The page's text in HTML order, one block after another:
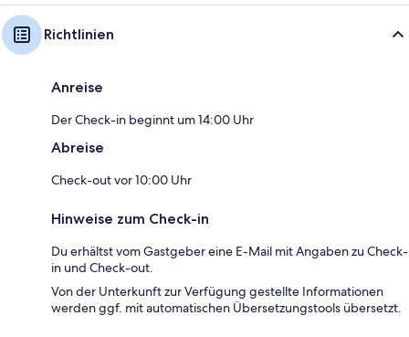
Richtlinien
Anreise
Der Check-in beginnt um 14:00 Uhr
Abreise
Check-out vor 10:00 Uhr
Hinweise zum Check-in
Du erhältst vom Gastgeber eine E-Mail mit Angaben zu Check-
in und Check-out.
Von der Unterkunft zur Verfügung gestellte Informationen
werden ggf. mit automatischen Übersetzungstools übersetzt.